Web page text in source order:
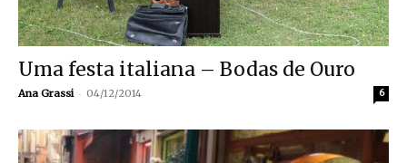
Uma festa italiana – Bodas de Ouro
Ana Grassi - 04/12/2014 6